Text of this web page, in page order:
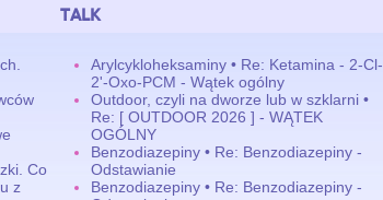
Co
z
talk
Arylcykloheksaminy • Re: Ketamina - 2-Cl-
2'-Oxo-PCM - Wątek ogólny
Outdoor, czyli na dworze lub w szklarni •
Re: [ OUTDOOR 2026 ] - WĄTEK
OGÓLNY
Benzodiazepiny • Re: Benzodiazepiny -
Odstawianie
Benzodiazepiny • Re: Benzodiazepiny -